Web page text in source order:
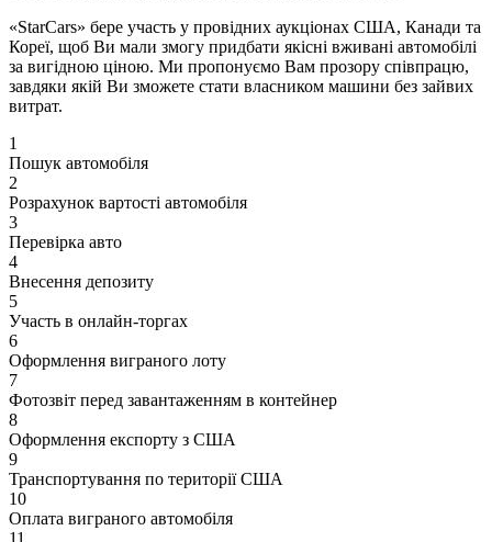
«StarCars» бере участь у провідних аукціонах США, Канади та
Кореї, щоб Ви мали змогу придбати якісні вживані автомобілі
за вигідною ціною. Ми пропонуємо Вам прозору співпрацю,
завдяки якій Ви зможете стати власником машини без зайвих
витрат.
1
Пошук автомобіля
2
Розрахунок вартості автомобіля
3
Перевірка авто
4
Внесення депозиту
5
Участь в онлайн-торгах
6
Оформлення виграного лоту
7
Фотозвіт перед завантаженням в контейнер
8
Оформлення експорту з США
9
Транспортування по території США
10
Оплата виграного автомобіля
11